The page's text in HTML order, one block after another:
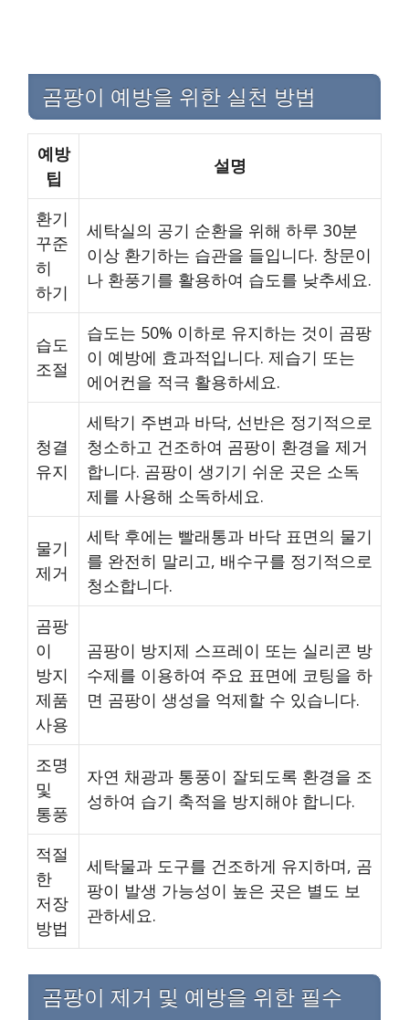
곰팡이 예방을 위한 실천 방법
예방
팁
설명
환기
꾸준
히
하기
세탁실의 공기 순환을 위해 하루 30분
이상 환기하는 습관을 들입니다. 창문이
나 환풍기를 활용하여 습도를 낮추세요.
습도
조절
습도는 50% 이하로 유지하는 것이 곰팡
이 예방에 효과적입니다. 제습기 또는
에어컨을 적극 활용하세요.
청결
유지
세탁기 주변과 바닥, 선반은 정기적으로
청소하고 건조하여 곰팡이 환경을 제거
합니다. 곰팡이 생기기 쉬운 곳은 소독
제를 사용해 소독하세요.
물기
제거
세탁 후에는 빨래통과 바닥 표면의 물기
를 완전히 말리고, 배수구를 정기적으로
청소합니다.
곰팡
이
방지
제품
사용
곰팡이 방지제 스프레이 또는 실리콘 방
수제를 이용하여 주요 표면에 코팅을 하
면 곰팡이 생성을 억제할 수 있습니다.
조명
및
통풍
자연 채광과 통풍이 잘되도록 환경을 조
성하여 습기 축적을 방지해야 합니다.
적절
한
저장
방법
세탁물과 도구를 건조하게 유지하며, 곰
팡이 발생 가능성이 높은 곳은 별도 보
관하세요.
곰팡이 제거 및 예방을 위한 필수